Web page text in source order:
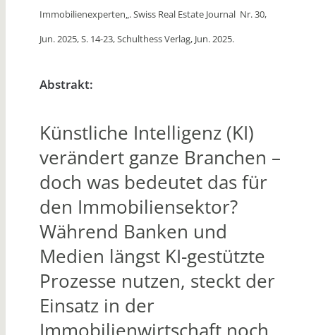
Immobilienexperten„. Swiss Real Estate Journal Nr. 30,
Jun. 2025, S. 14-23, Schulthess Verlag, Jun. 2025.
Abstrakt:
Künstliche Intelligenz (KI)
verändert ganze Branchen –
doch was bedeutet das für
den Immobiliensektor?
Während Banken und
Medien längst KI-gestützte
Prozesse nutzen, steckt der
Einsatz in der